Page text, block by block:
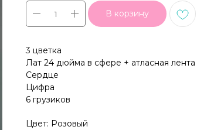
В корзину
3 цветка
Лат 24 дюйма в сфере + атласная лента
Сердце
Цифра
6 грузиков
Цвет: Розовый